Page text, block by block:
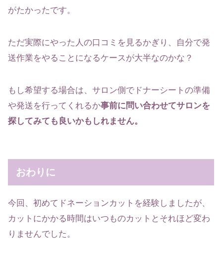
がたかったです。
ただ実際にやった人の口コミを見るかぎり、自分で発
送作業をやることになるケースが大半なのかな？
もし希望する場合は、サロン側でドナーシートの準備
や発送を行ってくれるか事前に問い合わせてサロンを
探してみても良いかもしれません。
おわりに
今回、初めてドネーションカットを経験しましたが、
カットにかかる時間はいつものカットとそれほど変わ
りませんでした。